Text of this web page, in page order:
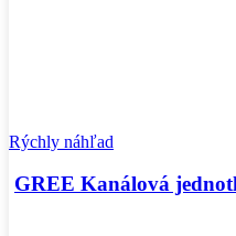
Rýchly náhľad
GREE Kanálová